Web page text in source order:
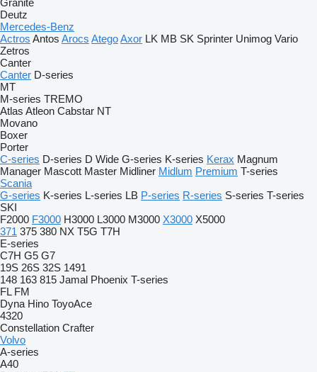
Granite
Deutz
Mercedes-Benz
Actros Antos Arocs AtegoAxor LK MB SK Sprinter Unimog Vario
Zetros
Canter
Canter D-series
MT
M-series TREMO
Atlas Atleon Cabstar NT
Movano
Boxer
Porter
C-series D-series D Wide G-series K-series Kerax Magnum
Manager Mascott Master Midliner Midlum Premium T-series
Scania
G-series K-series L-series LB P-series R-series S-series T-series
SKI
F2000 F3000 H3000 L3000 M3000 X3000 X5000
371 375 380 NX T5G T7H
E-series
C7H G5 G7
19S 26S 32S 1491
148 163 815 Jamal Phoenix T-series
FL FM
Dyna Hino ToyoAce
4320
Constellation Crafter
Volvo
A-series
A40